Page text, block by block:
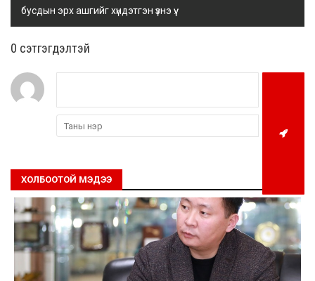
бусдын эрх ашгийг хүндэтгэн үзнэ үү.
0 cэтгэгдэлтэй
ХОЛБООТОЙ МЭДЭЭ